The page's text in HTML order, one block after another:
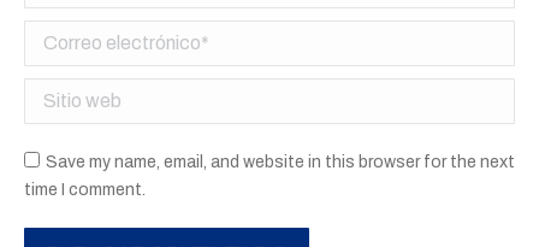
Correo electrónico *
Sitio web
Save my name, email, and website in this browser for the next
time I comment.